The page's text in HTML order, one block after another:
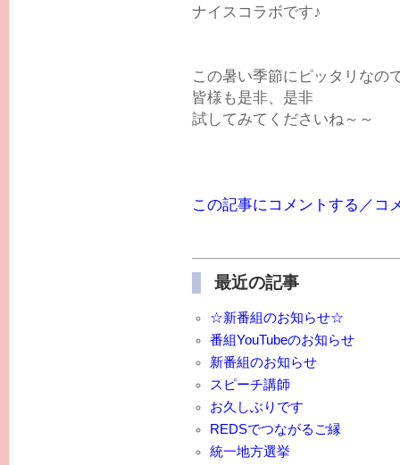
ナイスコラボです♪
この暑い季節にピッタリなの
皆様も是非、是非
試してみてくださいね～～
この記事にコメントする／コ
最近の記事
☆新番組のお知らせ☆
番組YouTubeのお知らせ
新番組のお知らせ
スピーチ講師
お久しぶりです
REDSでつながるご縁
統一地方選挙